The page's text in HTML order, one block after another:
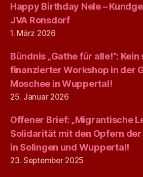
Happy Birthday Nele –
JVA Ronsdorf
1. März 2026
Bündnis „Gathe für alle!“:
finanzierter Workshop in der
Moschee in Wuppertal!
25. Januar 2026
Offener Brief: „Migrantische
Solidarität mit den Opfern
in Solingen und Wuppertal!
23. September 2025